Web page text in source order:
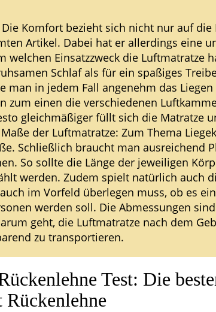
Die Komfort bezieht sich nicht nur auf die
Artikel. Dabei hat er allerdings eine
welchen Einsatzzweck die Luftmatratze
Schlaf als für ein spaßiges
man in jedem Fall angenehm das
zum einen die verschiedenen
gleichmäßiger füllt sich die Matratze
der Luftmatratze: Zum Thema
Schließlich braucht man ausreichend
So sollte die Länge der jeweiligen
werden. Zudem spielt natürlich auch
im Vorfeld überlegen muss, ob es
werden soll. Die Abmessungen
geht, die Luftmatratze nach dem
zu transportieren.
Test: Die